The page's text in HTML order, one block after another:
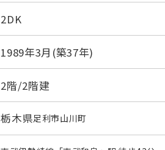
2DK
1989年3月(築37年)
2階/2階建
栃木県足利市山川町